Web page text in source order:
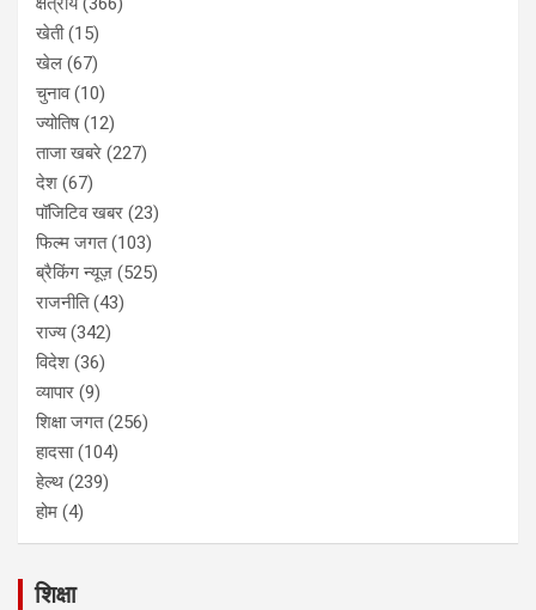
खेती(15)
खेल (67)
चुनाव(10)
ज्योतिष(12)
ताजा खबरे (227)
देश (67)
पॉजिटिव खबर (23)
फिल्म जगत(103)
ब्रैकिंग न्यूज़ (525)
राजनीति(43)
राज्य(342)
विदेश (36)
व्यापार (9)
शिक्षा जगत(256)
हादसा(104)
हेल्थ (239)
होम (4)
शिक्षा